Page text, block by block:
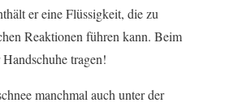
er eine Flüssigkeit, die zu
Reaktionen führen kann. Beim
tragen!
manchmal auch unter der